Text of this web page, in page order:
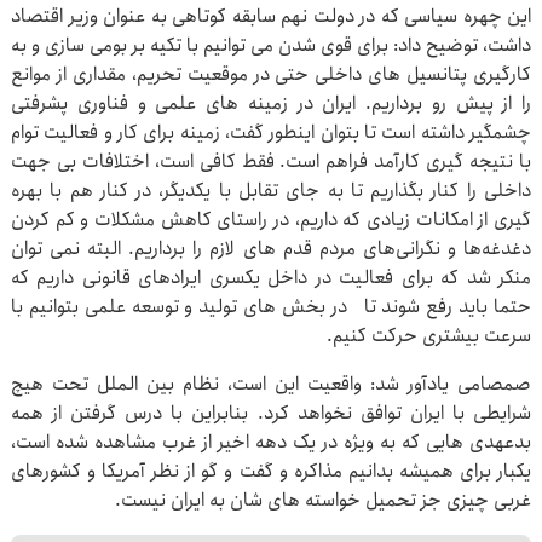
این چهره سیاسی که در دولت نهم سابقه کوتاهی به عنوان وزیر اقتصاد
داشت، توضیح داد: برای قوی شدن می توانیم با تکیه بر بومی سازی و به
کارگیری پتانسیل های داخلی حتی در موقعیت تحریم، مقداری از موانع
را از پیش رو برداریم. ایران در زمینه های علمی و فناوری پشرفتی
چشمگیر داشته است تا بتوان اینطور گفت، زمینه برای کار و فعالیت توام
با نتیجه گیری کارآمد فراهم است. فقط کافی است، اختلافات بی جهت
داخلی را کنار بگذاریم تا به جای تقابل با یکدیگر، در کنار هم با بهره
گیری از امکانات زیادی که داریم، در راستای کاهش مشکلات و کم کردن
دغدغه‌ها و نگرانی‌های مردم قدم های لازم را برداریم. البته نمی توان
منکر شد که برای فعالیت در داخل یکسری ایرادهای قانونی داریم که
حتما باید رفع شوند تا در بخش های تولید و توسعه علمی بتوانیم با
سرعت بیشتری حرکت کنیم.
صمصامی یادآور شد: واقعیت این است، نظام بین الملل تحت هیچ
شرایطی با ایران توافق نخواهد کرد. بنابراین با درس گرفتن از همه
بدعهدی هایی که به ویژه در یک دهه اخیر از غرب مشاهده شده است،
یکبار برای همیشه بدانیم مذاکره و گفت و گو از نظر آمریکا و کشورهای
غربی چیزی جز تحمیل خواسته های شان به ایران نیست.